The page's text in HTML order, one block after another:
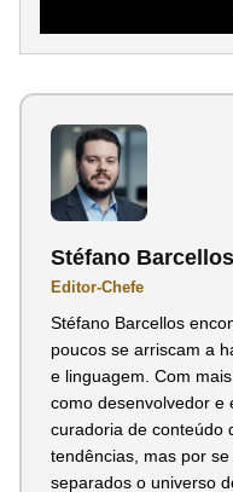
Stéfano Barcellos
Editor-Chefe
Stéfano Barcellos
poucos se arriscam a
e linguagem. Com
como desenvolvedor e
curadoria de conteúdo
tendências, mas por
separados o universo